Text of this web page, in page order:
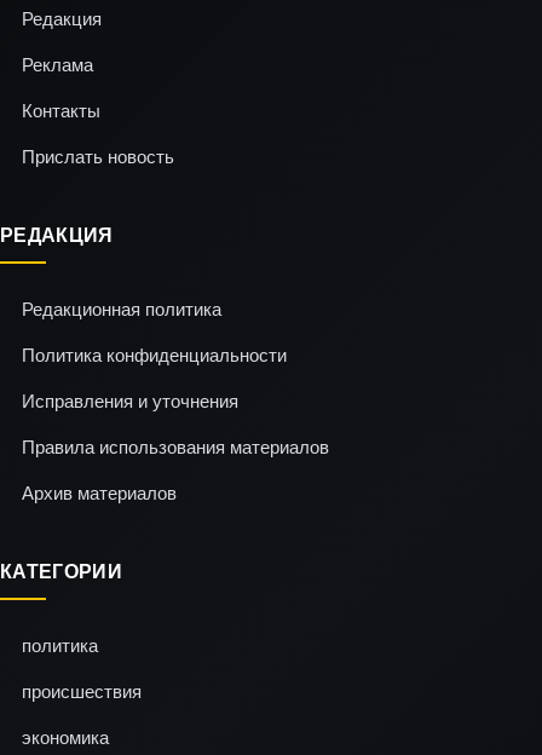
Редакция
Реклама
Контакты
Прислать новость
РЕДАКЦИЯ
Редакционная политика
Политика конфиденциальности
Исправления и уточнения
Правила использования материалов
Архив материалов
КАТЕГОРИИ
политика
происшествия
экономика